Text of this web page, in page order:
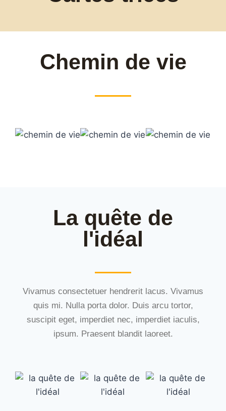
Chemin de vie
La quête de
l'idéal
Vivamus consectetuer hendrerit lacus. Vivamus
quis mi. Nulla porta dolor. Duis arcu tortor,
suscipit eget, imperdiet nec, imperdiet iaculis,
ipsum. Praesent blandit laoreet.